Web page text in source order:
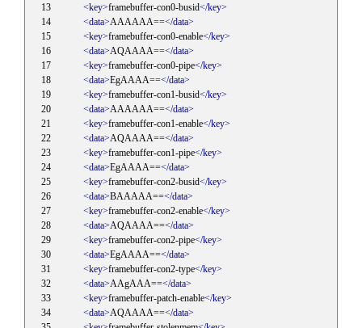
<key>framebuffer-con0-busid</key>
<data>AAAAAA==</data>
<key>framebuffer-con0-enable</key>
<data>AQAAAA==</data>
<key>framebuffer-con0-pipe</key>
<data>EgAAAA==</data>
<key>framebuffer-con1-busid</key>
<data>AAAAAA==</data>
<key>framebuffer-con1-enable</key>
<data>AQAAAA==</data>
<key>framebuffer-con1-pipe</key>
<data>EgAAAA==</data>
<key>framebuffer-con2-busid</key>
<data>BAAAAA==</data>
<key>framebuffer-con2-enable</key>
<data>AQAAAA==</data>
<key>framebuffer-con2-pipe</key>
<data>EgAAAA==</data>
<key>framebuffer-con2-type</key>
<data>AAgAAA==</data>
<key>framebuffer-patch-enable</key>
<data>AQAAAA==</data>